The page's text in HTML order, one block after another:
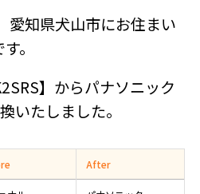
愛知県犬山市にお住まい
。
】からパナソニック
いたしました。
After